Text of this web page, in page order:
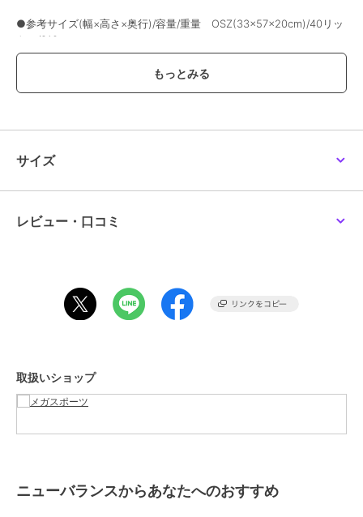
●参考サイズ(幅×高さ×奥行)/容量/重量 OSZ(33×57×20cm)/40リッ
トル/810g
【LAB55615ELE】
商品カテゴリ
サイズ
Vietnam
サイズ
レビュー・口コミ
取扱いショップ
ニューバランスからあなたへのおすすめ